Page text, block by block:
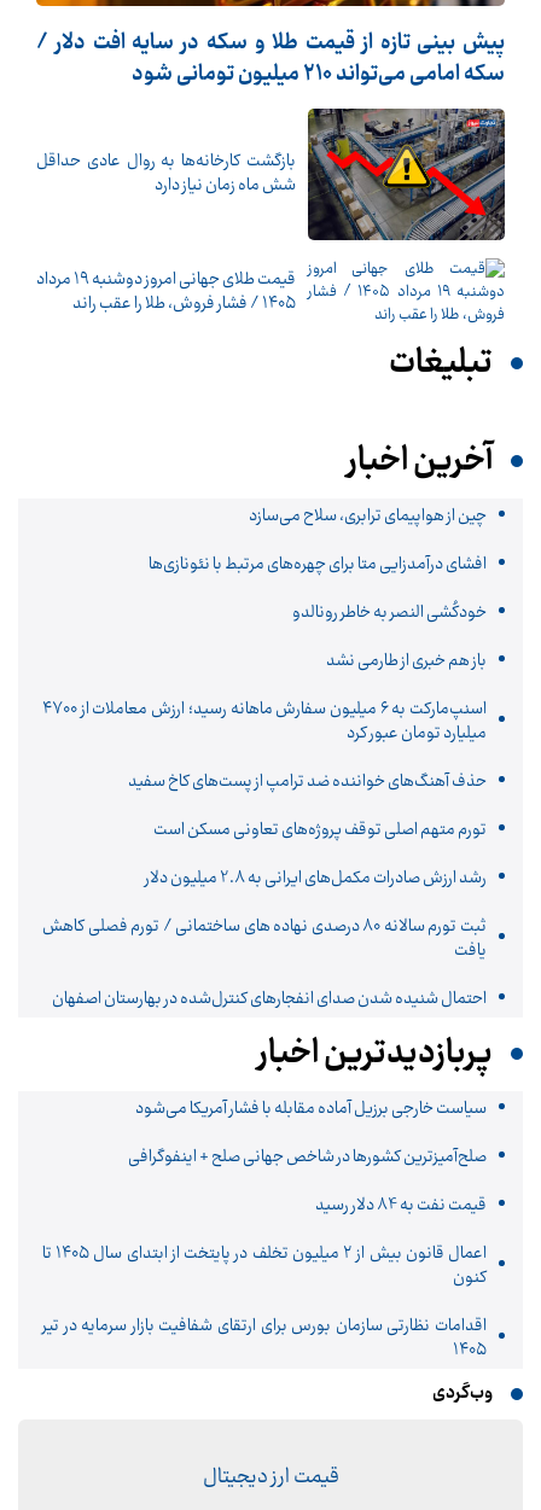
پیش بینی تازه از قیمت طلا و سکه در سایه افت دلار /
سکه امامی می‌تواند ۲۱۰ میلیون تومانی شود
بازگشت کارخانه‌ها به روال عادی حداقل
شش ماه زمان نیاز دارد
قیمت طلای جهانی امروز دوشنبه ۱۹ مرداد
۱۴۰۵ / فشار فروش، طلا را عقب راند
تبلیغات
آخرین اخبار
چین از هواپیمای ترابری، سلاح می‌سازد
افشای درآمدزایی متا برای چهره‌های مرتبط با نئونازی‌ها
خودکُشی النصر به خاطر رونالدو
باز هم خبری از طارمی نشد
اسنپ‌مارکت به ۶ میلیون سفارش ماهانه رسید؛ ارزش معاملات از ۴۷۰۰
میلیارد تومان عبور کرد
حذف آهنگ‌های خواننده ضد ترامپ از پست‌های کاخ سفید
تورم متهم اصلی توقف پروژه‌های تعاونی مسکن است
رشد ارزش صادرات مکمل‌های ایرانی به 2.8 میلیون دلار
ثبت تورم سالانه 80 درصدی نهاده های ساختمانی / تورم فصلی کاهش
یافت
احتمال شنیده شدن صدای انفجارهای کنترل‌شده در بهارستان اصفهان
پربازدیدترین اخبار
سیاست خارجی برزیل آماده مقابله با فشار آمریکا می‌شود
صلح‌آمیزترین کشورها در شاخص جهانی صلح + اینفوگرافی
قیمت نفت به 84 دلار رسید
اعمال قانون بیش از ۲ میلیون تخلف در پایتخت از ابتدای سال ۱۴۰۵ تا
کنون
اقدامات نظارتی سازمان بورس برای ارتقای شفافیت بازار سرمایه در تیر
۱۴۰۵
وب‌گردی
قیمت ارز دیجیتال